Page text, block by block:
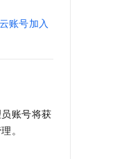
账号加入
账号将获
。